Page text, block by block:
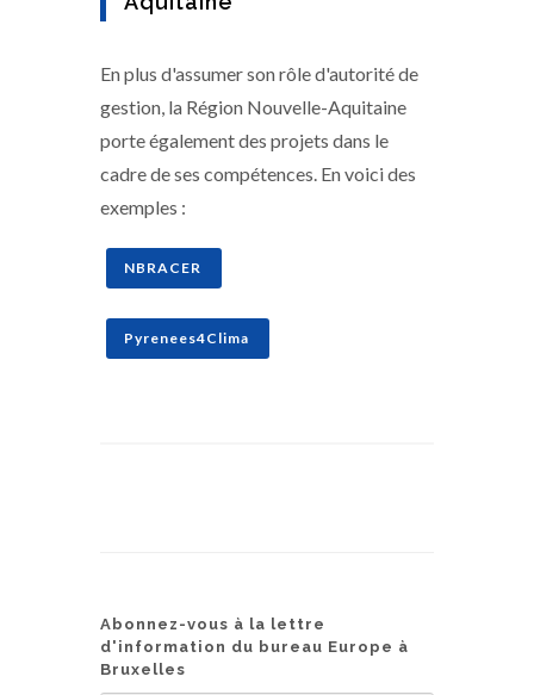
En plus d'assumer son rôle d'autorité de
gestion, la Région Nouvelle-Aquitaine
porte également des projets dans le
cadre de ses compétences. En voici des
exemples :
NBRACER
Pyrenees4Clima
Abonnez-vous à la lettre
d'information du bureau Europe à
Bruxelles